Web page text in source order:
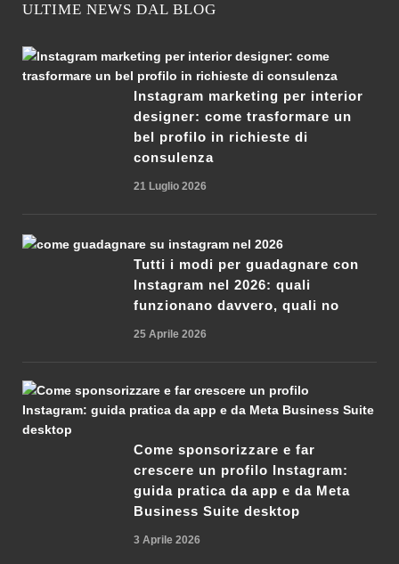
ULTIME NEWS DAL BLOG
Instagram marketing per interior
designer: come trasformare un
bel profilo in richieste di
consulenza
21 Luglio 2026
Tutti i modi per guadagnare con
Instagram nel 2026: quali
funzionano davvero, quali no
25 Aprile 2026
Come sponsorizzare e far
crescere un profilo Instagram:
guida pratica da app e da Meta
Business Suite desktop
3 Aprile 2026